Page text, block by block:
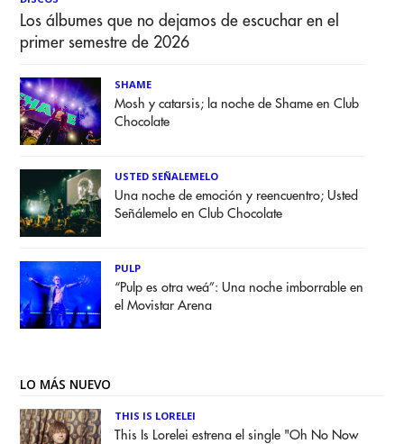
Los álbumes que no dejamos de escuchar en el
primer semestre de 2026
SHAME
Mosh y catarsis; la noche de Shame en Club
Chocolate
USTED SEÑALEMELO
Una noche de emoción y reencuentro; Usted
Señálemelo en Club Chocolate
PULP
“Pulp es otra weá”: Una noche imborrable en
el Movistar Arena
LO MÁS NUEVO
THIS IS LORELEI
This Is Lorelei estrena el single "Oh No Now